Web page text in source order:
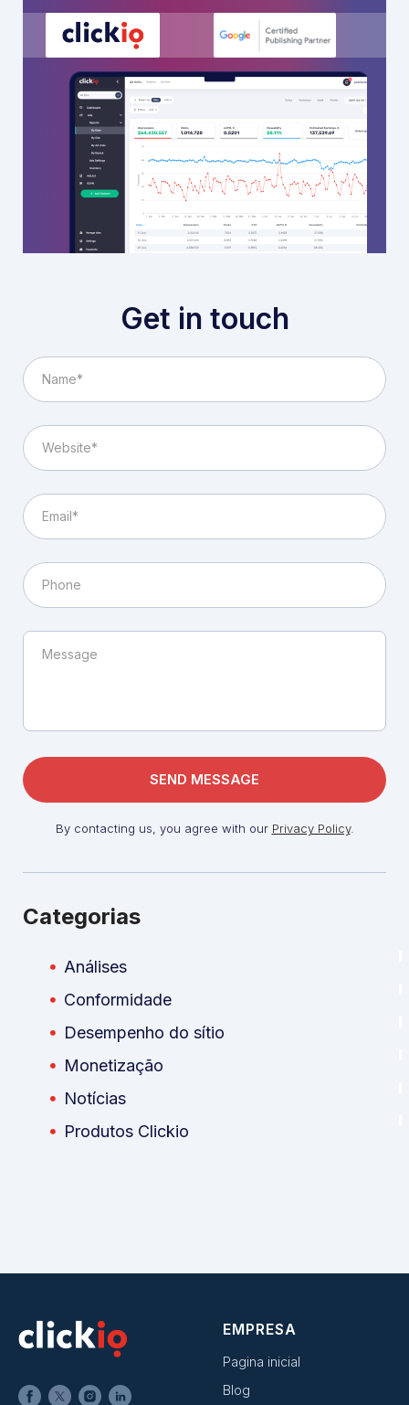
Get in touch
By contacting us, you agree with our Privacy Policy.
Categorias
Análises
Conformidade
Desempenho do sítio
Monetização
Notícias
Produtos Clickio
EMPRESA
Pagina inicial
Blog